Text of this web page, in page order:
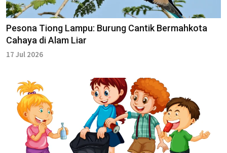
Pesona Tiong Lampu: Burung Cantik Bermahkota
Cahaya di Alam Liar
17 Jul 2026